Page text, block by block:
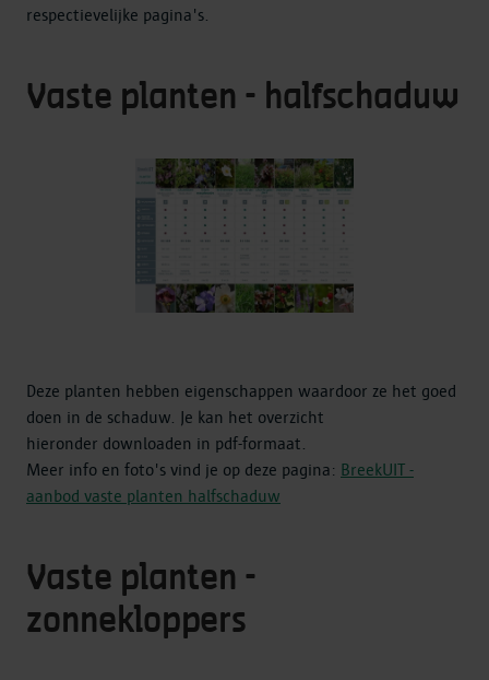
respectievelijke pagina's.
Vaste planten - halfschaduw
Deze planten hebben eigenschappen waardoor ze het goed
doen in de schaduw. Je kan het overzicht
hieronder downloaden in pdf-formaat.
Meer info en foto's vind je op deze pagina: BreekUIT -
aanbod vaste planten halfschaduw
Vaste planten -
zonnekloppers